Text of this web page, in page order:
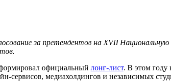
за претендентов на XVII
официальный лонг-лист. В этом году
сервисов, медиахолдингов и независимых